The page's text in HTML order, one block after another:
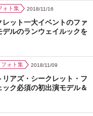
ォト集 2018/11/16
ット一大イベントのファ
ルのランウェイルックを
フォト集 2018/11/09
アズ・シークレット・フ
ク必須の初出演モデル＆